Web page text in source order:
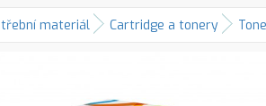
materiál Cartridge a tonery